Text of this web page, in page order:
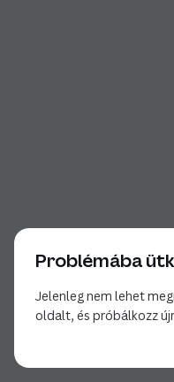
Problémába
Jelenleg nem lehet
oldalt, és próbálkozz